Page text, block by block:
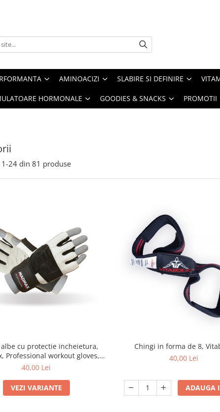
AMINOACIZI SLABIRE SI DEFINIRE
HORMONALE GOODIES & SNACKS PROMOTII
1-24 din 81 produse
cu protectie incheietura,
Professional workout gloves,
Black/White
40,00 Lei
VEZI VARIANTE
Chingi in forma de 8,
40,00 Lei
ADAUGA